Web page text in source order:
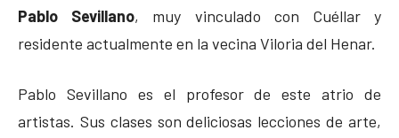
Pablo Sevillano, muy vinculado con Cuéllar y
residente actualmente en la vecina Viloria del Henar.
Pablo Sevillano es el profesor de este atrio de
artistas. Sus clases son deliciosas lecciones de arte,